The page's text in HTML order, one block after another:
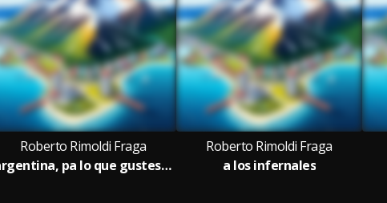
Roberto Rimoldi Fraga
argentina, pa lo que gustes mandar
Roberto Rimoldi Fraga
a los infernales